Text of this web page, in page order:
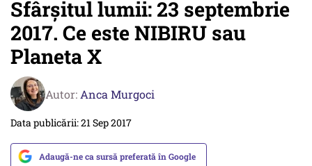
Sfârșitul lumii: 23 septembrie
2017. Ce este NIBIRU sau
Planeta X
Autor: Anca Murgoci
Data publicării: 21 Sep 2017
Adaugă-ne ca sursă preferată în Google